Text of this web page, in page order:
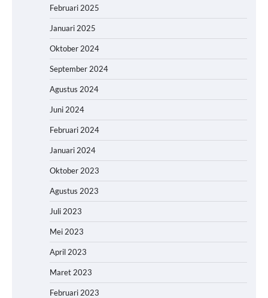
Februari 2025
Januari 2025
Oktober 2024
September 2024
Agustus 2024
Juni 2024
Februari 2024
Januari 2024
Oktober 2023
Agustus 2023
Juli 2023
Mei 2023
April 2023
Maret 2023
Februari 2023